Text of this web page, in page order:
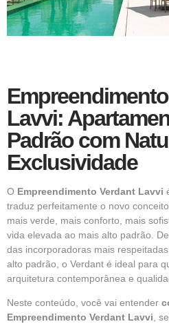
Lavvi:
Padrão com
Exclusividade
O Empreendimento Verdant Lavvi
traduz perfeitamente o novo
mais verde, mais conforto, mais
vida elevada ao mais alto padrão.
das incorporadoras mais
alto padrão, o Verdant é ideal para
arquitetura contemporânea e
Neste conteúdo, você vai entender
Empreendimento Verdant Lavvi,